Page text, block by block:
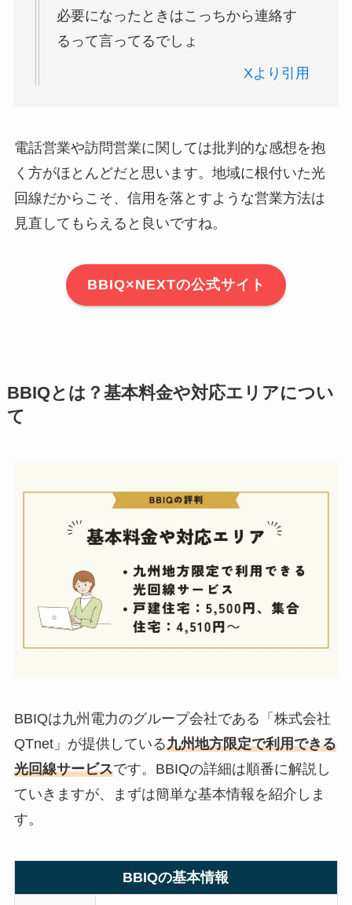
必要になったときはこっちから連絡す
るって言ってるでしょ
Xより引用
電話営業や訪問営業に関しては批判的な感想を抱
く方がほとんどだと思います。地域に根付いた光
回線だからこそ、信用を落とすような営業方法は
見直してもらえると良いですね。
BBIQ×NEXTの公式サイト
BBIQとは？基本料金や対応エリアについ
て
BBIQは九州電力のグループ会社である「株式会社
QTnet」が提供している九州地方限定で利用できる
光回線サービスです。BBIQの詳細は順番に解説し
ていきますが、まずは簡単な基本情報を紹介しま
す。
BBIQの基本情報